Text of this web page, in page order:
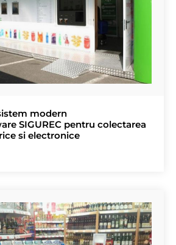
modern
SIGUREC pentru colectarea
si electronice